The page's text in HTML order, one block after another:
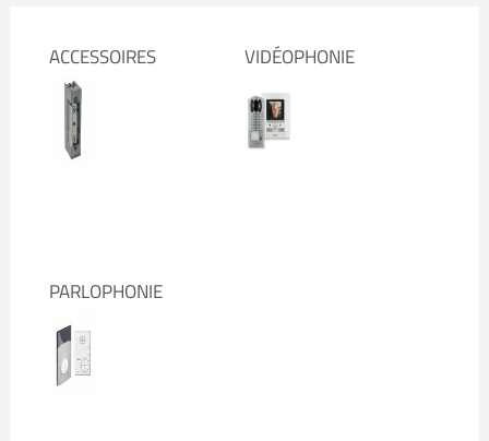
ACCESSOIRES VIDÉOPHONIE
PARLOPHONIE